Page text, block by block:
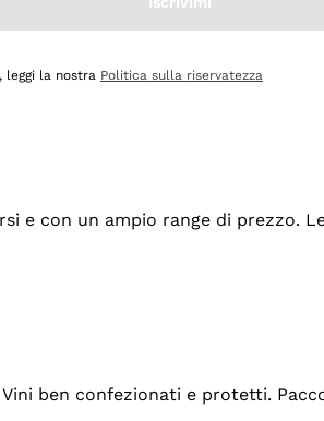
con un ampio range di prezzo.
ben confezionati e protetti.
leggi la nostra Politica sulla riservatezza